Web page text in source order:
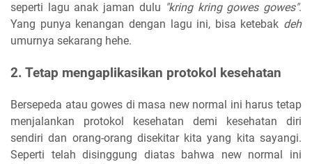
seperti lagu anak jaman dulu "kring kring gowes gowes".
Yang punya kenangan dengan lagu ini, bisa ketebak deh
umurnya sekarang hehe.
2. Tetap mengaplikasikan protokol kesehatan
Bersepeda atau gowes di masa new normal ini harus tetap
menjalankan protokol kesehatan demi kesehatan diri
sendiri dan orang-orang disekitar kita yang kita sayangi.
Seperti telah disinggung diatas bahwa new normal ini